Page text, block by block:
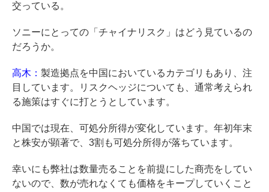
交っている。
ソニーにとっての「チャイナリスク」はどう見ているの
だろうか。
高木： 製造拠点を中国においているカテゴリもあり、注
目しています。リスクヘッジについても、通常考えられ
る施策はすぐに打とうとしています。
中国では現在、可処分所得が変化しています。年初年末
と株安が顕著で、3割も可処分所得が落ちています。
幸いにも弊社は数量売ることを前提にした商売をしてい
ないので、数が売れなくても価格をキープしていくこと